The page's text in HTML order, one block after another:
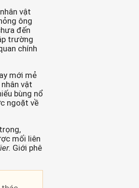
vật
ông
đến
trường
chính
mới mẻ
vật
bùng nổ
ngoặt về
mối liên
Giới phê